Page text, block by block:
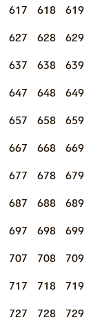
617 618 619
627 628 629
637 638 639
647 648 649
657 658 659
667 668 669
677 678 679
687 688 689
697 698 699
707 708 709
717 718 719
727 728 729